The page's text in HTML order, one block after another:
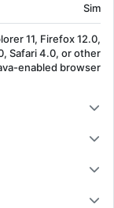
Sim
11, Fi­refox 12.0,
Sa­fari 4.0, or other
ena­bled browser